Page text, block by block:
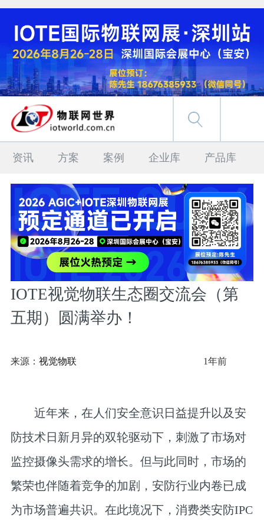
资讯 方案 案例 企业库 产品库
IOTE视觉物联生态圈交流会（第
五期）圆满举办！
来源： 视觉物联 1年前
近年来，在人们安全意识日益提升以及安
防技术日新月异的双轮驱动下，刺激了市场对
监控摄像头需求的增长。但与此同时，市场的
繁荣也伴随着竞争的加剧，安防行业内卷已成
为市场普遍共识。在此境况下，消费类安防IPC